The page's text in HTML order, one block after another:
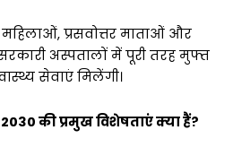
प्रसवोत्तर माताओं और
अस्पतालों में पूरी तरह मुफ्त
सेवाएं मिलेंगी।
की प्रमुख विशेषताएं क्या हैं?